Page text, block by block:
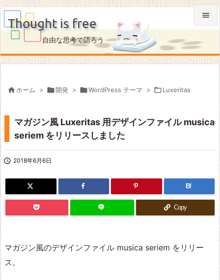
Thought is free
自由な思考で語ろう

メニュ

次へ
 ホーム > 開発 > WordPress テーマ > Luxeritas
マガジン風 Luxeritas 用デザインファイル musica
seriem をリリースしました
 2018年6月6日
B!
Copy
マガジン風のデザインファイル musica seriem をリリー
ス。